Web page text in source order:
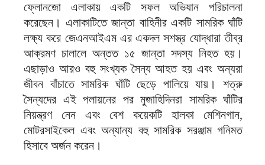
ফ্লোনজো এলাকায় একটি সফল অভিযান পরিচালনা
করেছেন। এলাকাটিতে জান্তা বাহিনীর একটি সামরিক ঘাঁটি
লক্ষ্য করে জেএনআইএম এর একদল সশস্ত্র যোদ্ধারা তীব্র
আক্রমণ চালালে অন্তত ১৫ জান্তা সদস্য নিহত হয়।
এছাড়াও আরও বহু সংখ্যক সৈন্য আহত হয় এবং অন্যরা
জীবন বাঁচাতে সামরিক ঘাঁটি ছেড়ে পালিয়ে যায়। শত্রু
সৈন্যদের এই পলায়নের পর মুজাহিদিনরা সামরিক ঘাঁটির
নিয়ন্ত্রণ নেন এবং বেশ কয়েকটি হালকা মেশিনগান,
মোটরসাইকেল এবং অন্যান্য বহু সামরিক সরঞ্জাম গনিমত
হিসাবে অর্জন করেন।